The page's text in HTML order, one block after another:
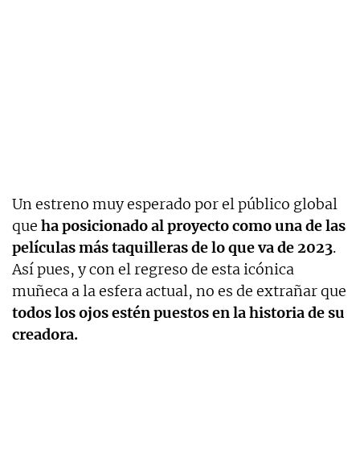
Un estreno muy esperado por el público global
que ha posicionado al proyecto como una de las
películas más taquilleras de lo que va de 2023.
Así pues, y con el regreso de esta icónica
muñeca a la esfera actual, no es de extrañar que
todos los ojos estén puestos en la historia de su
creadora.